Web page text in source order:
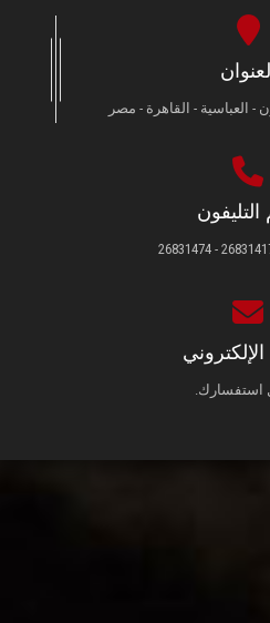
العنوان
- العباسية - القاهرة - مصر
الإلكتروني
استفسارك.